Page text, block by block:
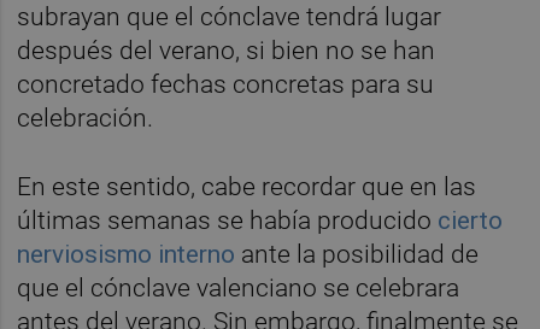
subrayan que el cónclave tendrá lugar
después del verano, si bien no se han
concretado fechas concretas para su
celebración.
En este sentido, cabe recordar que en las
últimas semanas se había producido cierto
nerviosismo interno ante la posibilidad de
que el cónclave valenciano se celebrara
antes del verano. Sin embargo, finalmente se